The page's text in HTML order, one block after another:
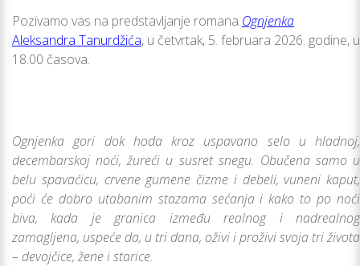
Pozivamo vas na predstavlјanje romana Ognjenka
Aleksandra Tanurdžića, u četvrtak, 5. februara 2026. godine, u
18.00 časova.
Ognjenka gori dok hoda kroz uspavano selo u hladnoj,
decembarskoj noći, žureći u susret snegu. Obučena samo u
belu spavaćicu, crvene gumene čizme i debeli, vuneni kaput,
poći će dobro utabanim stazama sećanja i kako to po noći
biva, kada je granica između realnog i nadrealnog
zamaglјena, uspeće da, u tri dana, oživi i proživi svoja tri života
– devojčice, žene i starice.